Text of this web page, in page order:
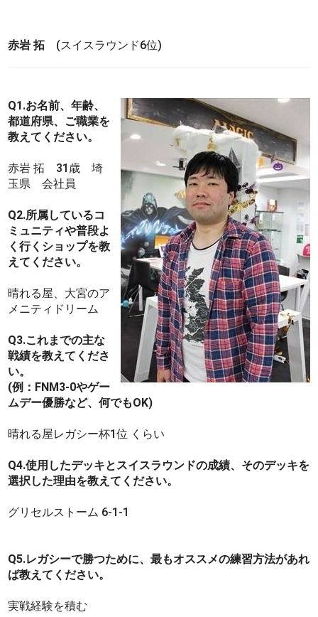
赤岩 拓 (スイスラウンド6位)
Q1.お名前、年齢、
都道府県、ご職業を
教えてください。
赤岩 拓 31歳 埼
玉県 会社員
Q2.所属しているコ
ミュニティや普段よ
く行くショップを教
えてください。
晴れる屋、大宮のア
メニティドリーム
Q3.これまでの主な
戦績を教えてくださ
い。
(例：FNM3-0やゲー
ムデー優勝など、何でもOK)
晴れる屋レガシー杯1位 くらい
Q4.使用したデッキとスイスラウンドの成績、そのデッキを
選択した理由を教えてください。
グリセルストーム 6-1-1
Q5.レガシーで勝つために、最もオススメの練習方法があれ
ば教えてください。
実戦経験を積む